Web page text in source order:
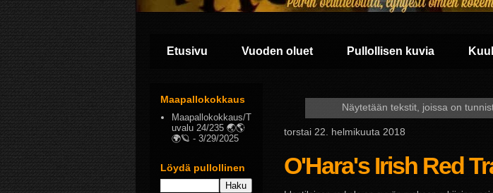
Etusivu Vuoden oluet Pullollisen kuvia
Näytetään tekstit, joissa on
torstai 22. helmikuuta 2018
O'Hara's Irish Red
Maapallokokkaus
Maapallokokkaus/T
uvalu 24/235 🌏🌎
🌍🪐 - 3/29/2025
Löydä pullollinen